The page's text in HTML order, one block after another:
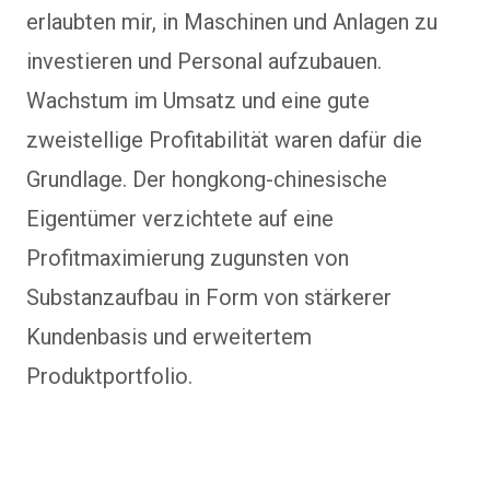
erlaubten mir, in Maschinen und Anlagen zu
investieren und Personal aufzubauen.
Wachstum im Umsatz und eine gute
zweistellige Profitabilität waren dafür die
Grundlage. Der hongkong-chinesische
Eigentümer verzichtete auf eine
Profitmaximierung zugunsten von
Substanzaufbau in Form von stärkerer
Kundenbasis und erweitertem
Produktportfolio.